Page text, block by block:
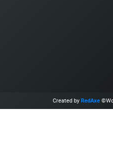
Created by RedAxe